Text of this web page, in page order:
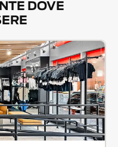
DOVE